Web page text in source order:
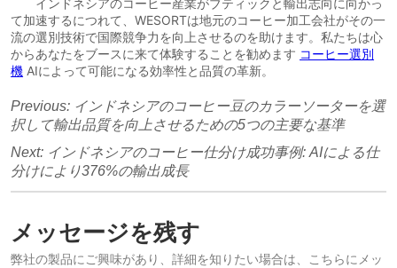
Previous: インドネシアのコーヒー豆のカラーソーターを選
択して輸出品質を向上させるための5つの主要な基準
Next: インドネシアのコーヒー仕分け成功事例: AIによる仕
分けにより376%の輸出成長
メッセージを残す
弊社の製品にご興味があり、詳細を知りたい場合は、こちらにメッ